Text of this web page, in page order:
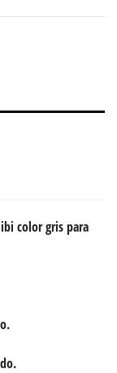
color gris para